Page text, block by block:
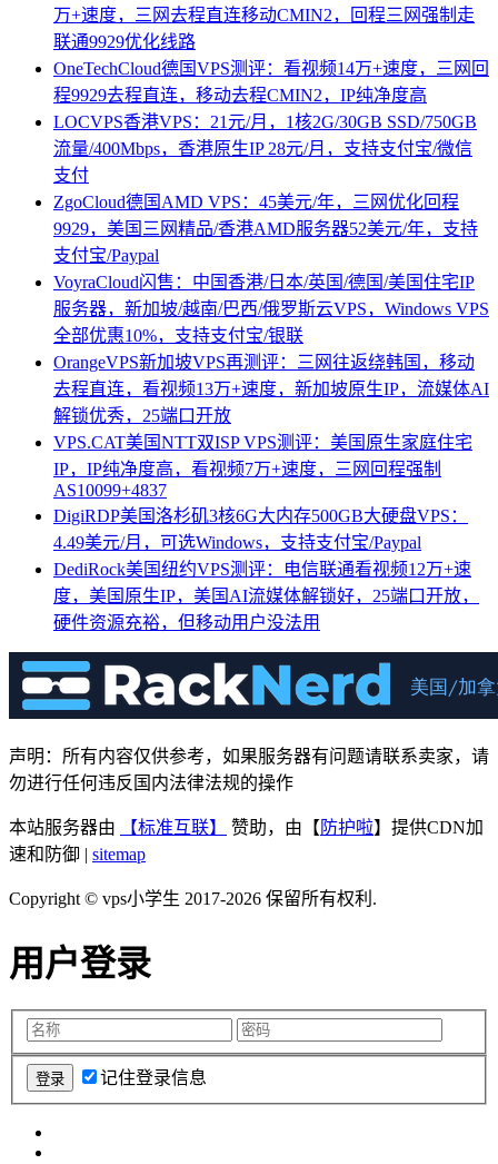
万+速度，三网去程直连移动CMIN2，回程三网强制走
联通9929优化线路
OneTechCloud德国VPS测评：看视频14万+速度，三网回
程9929去程直连，移动去程CMIN2，IP纯净度高
LOCVPS香港VPS：21元/月，1核2G/30GB SSD/750GB
流量/400Mbps，香港原生IP 28元/月，支持支付宝/微信
支付
ZgoCloud德国AMD VPS：45美元/年，三网优化回程
9929，美国三网精品/香港AMD服务器52美元/年，支持
支付宝/Paypal
VoyraCloud闪售：中国香港/日本/英国/德国/美国住宅IP
服务器，新加坡/越南/巴西/俄罗斯云VPS，Windows VPS
全部优惠10%，支持支付宝/银联
OrangeVPS新加坡VPS再测评：三网往返绕韩国，移动
去程直连，看视频13万+速度，新加坡原生IP，流媒体AI
解锁优秀，25端口开放
VPS.CAT美国NTT双ISP VPS测评：美国原生家庭住宅
IP，IP纯净度高，看视频7万+速度，三网回程强制
AS10099+4837
DigiRDP美国洛杉矶3核6G大内存500GB大硬盘VPS：
4.49美元/月，可选Windows，支持支付宝/Paypal
DediRock美国纽约VPS测评：电信联通看视频12万+速
度，美国原生IP，美国AI流媒体解锁好，25端口开放，
硬件资源充裕，但移动用户没法用
声明：所有内容仅供参考，如果服务器有问题请联系卖家，请
勿进行任何违反国内法律法规的操作
本站服务器由 【标准互联】 赞助，由【 防护啦】提供CDN加
速和防御 | sitemap
Copyright © vps小学生 2017-2026 保留所有权利.
用户登录
记住登录信息